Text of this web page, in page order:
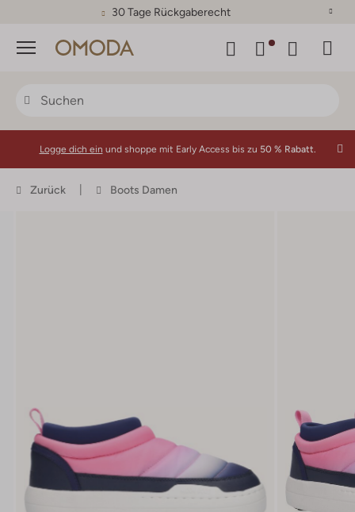
30 Tage Rückgaberecht
Menü
Logge dich ein und shoppe mit Early Access bis zu 50 % Rabatt.
Zurück Boots Damen